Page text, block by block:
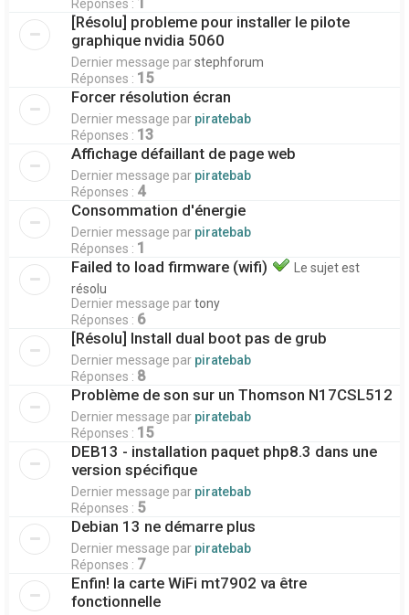
Réponses :
[Résolu] probleme pour installer le pilote
graphique nvidia 5060
Dernier message parstephforum
Réponses : 15
Forcer résolution écran
Dernier message par piratebab
Réponses : 13
Affichage défaillant de page web
Dernier message par piratebab
Réponses : 4
Consommation d'énergie
Dernier message par piratebab
Réponses : 1
Failed to load firmware (wifi)
Le sujet est
résolu
Dernier message partony
Réponses : 6
[Résolu] Install dual boot pas de grub
Dernier message par piratebab
Réponses : 8
Problème de son sur un Thomson N17CSL512
Dernier message par piratebab
Réponses : 15
DEB13 - installation paquet php8.3 dans une
version spécifique
Dernier message par piratebab
Réponses : 5
Debian 13 ne démarre plus
Dernier message par piratebab
Réponses : 7
Enfin! la carte WiFi mt7902 va être
fonctionnelle